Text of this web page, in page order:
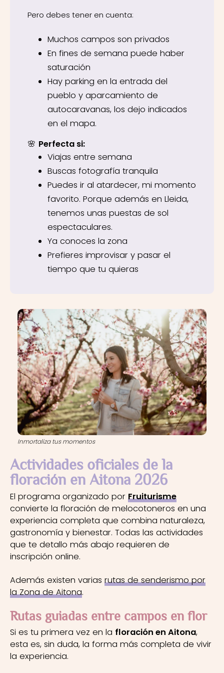
Pero debes tener en cuenta:
Muchos campos son privados
En fines de semana puede haber
saturación
Hay parking en la entrada del
pueblo y aparcamiento de
autocaravanas, los dejo indicados
en el mapa.
🌸 Perfecta si:
Viajas entre semana
Buscas fotografía tranquila
Puedes ir al atardecer, mi momento
favorito. Porque además en Lleida,
tenemos unas puestas de sol
espectaculares.
Ya conoces la zona
Prefieres improvisar y pasar el
tiempo que tu quieras
Inmortaliza tus momentos
Actividades oficiales de la
floración en Aitona 2026
El programa organizado por Fruiturisme
convierte la floración de melocotoneros en una
experiencia completa que combina naturaleza,
gastronomía y bienestar. Todas las actividades
que te detallo más abajo requieren de
inscripción online.
Además existen varias rutas de senderismo por
la Zona de Aitona.
Rutas guiadas entre campos en flor
Si es tu primera vez en la floración en Aitona,
esta es, sin duda, la forma más completa de vivir
la experiencia.